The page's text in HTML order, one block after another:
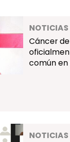
NOTICIAS
Cáncer
común
NOTICIAS